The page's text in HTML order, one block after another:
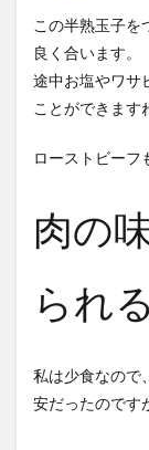
この半熟玉子を
良く合います。
途中お塩やワサ
ことができます
ローストビーフ
肉の
られ
私は少食なので
安だったのです